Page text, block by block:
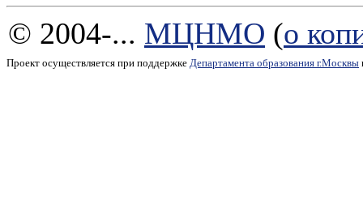
© 2004-... МЦНМО (о
Проект осуществляется при поддержке Департамента образования г.Москвы